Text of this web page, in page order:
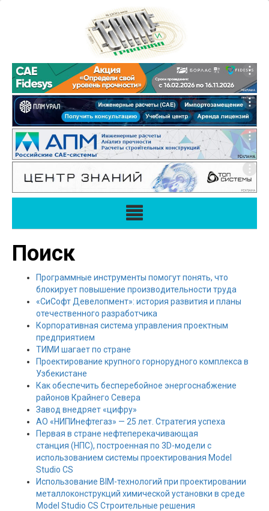
Поиск
Программные инструменты помогут понять, что
блокирует повышение производительности труда
«СиСофт Девелопмент»: история развития и планы
отечественного разработчика
Корпоративная система управления проектным
предприятием
ТИМИ шагает по стране
Проектирование крупного горнорудного комплекса в
Узбекистане
Как обеспечить бесперебойное энергоснабжение
районов Крайнего Севера
Завод внедряет «цифру»
АО «НИПИнефтегаз» — 25 лет. Стратегия успеха
Первая в стране нефтеперекачивающая
станция (НПС), построенная по 3D-модели с
использованием системы проектирования Model
Studio CS
Использование BIM-технологий при проектировании
металлоконструкций химической установки в среде
Model Studio CS Строительные решения